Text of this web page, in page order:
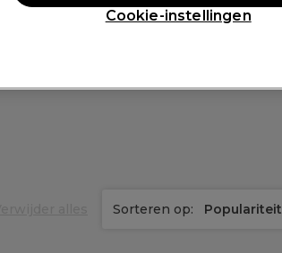
Sorteren op: Populariteit
Cookie-instellingen